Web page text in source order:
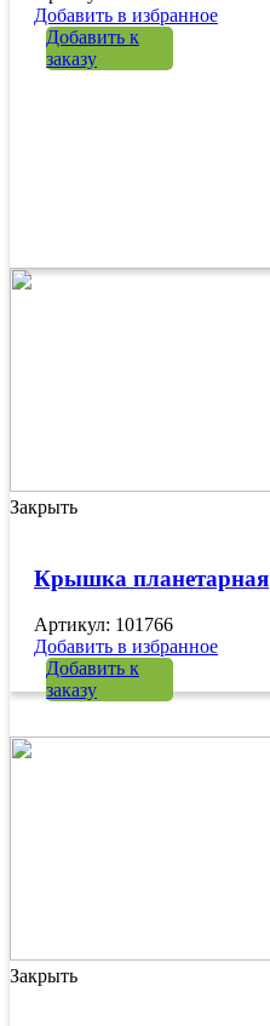
Добавить в избранное
Добавить к
заказу
Закрыть
Крышка планетарная
Артикул: 101766
Добавить в избранное
Добавить к
заказу
Закрыть